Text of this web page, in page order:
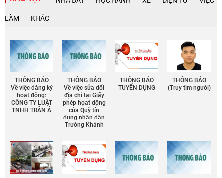
LÀM KHÁC
THÔNG BÁO
Về việc đăng ký
hoạt động:
CÔNG TY LUẬT
TNHH TRẦN Á
THÔNG BÁO
Về việc sửa đổi
địa chỉ tại Giấy
phép họat động
của Quỹ tín
dụng nhân dân
Trường Khánh
THÔNG BÁO
TUYỂN DỤNG
THÔNG BÁO
(Truy tìm người)